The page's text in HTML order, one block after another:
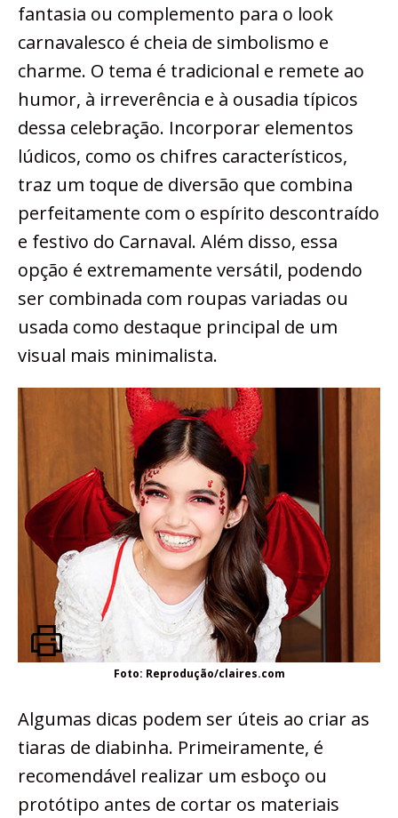
fantasia ou complemento para o look
carnavalesco é cheia de simbolismo e
charme. O tema é tradicional e remete ao
humor, à irreverência e à ousadia típicos
dessa celebração. Incorporar elementos
lúdicos, como os chifres característicos,
traz um toque de diversão que combina
perfeitamente com o espírito descontraído
e festivo do Carnaval. Além disso, essa
opção é extremamente versátil, podendo
ser combinada com roupas variadas ou
usada como destaque principal de um
visual mais minimalista.
Foto: Reprodução/claires.com
Algumas dicas podem ser úteis ao criar as
tiaras de diabinha. Primeiramente, é
recomendável realizar um esboço ou
protótipo antes de cortar os materiais